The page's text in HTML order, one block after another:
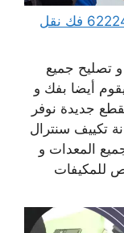
فني تكييف مركزي هندي الكويت 62224041 فك نقل
تصليح جميع
أيضا بفك و
جديدة نوفر
تكييف سنترال
المعدات و
للمكيفات